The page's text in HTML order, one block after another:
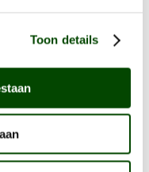
Toon details